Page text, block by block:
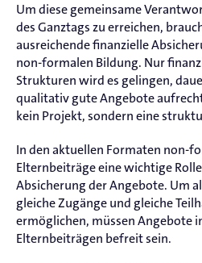
Um diese gemeinsame
des Ganztags zu erreichen,
ausreichende finanzielle
non-formalen Bildung. Nur
Strukturen wird es gelingen,
qualitativ gute Angebote
kein Projekt, sondern eine
In den aktuellen Formaten non-
Elternbeiträge eine wichtige
Absicherung der Angebote. Um
gleiche Zugänge und gleiche
ermöglichen, müssen Angebote
Elternbeiträgen befreit sein.